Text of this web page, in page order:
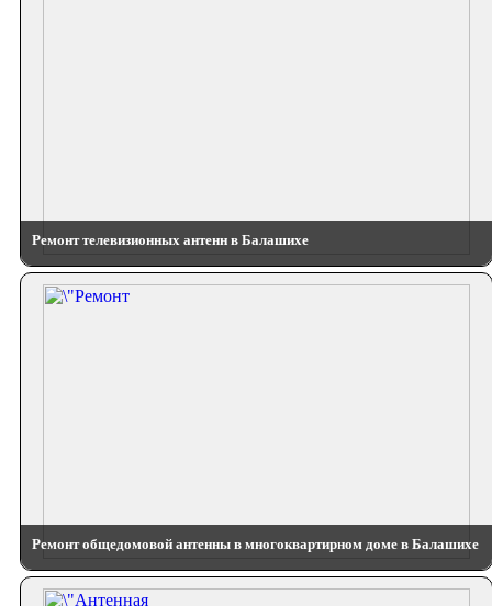
Ремонт телевизионных антенн в Балашихе
Ремонт общедомовой антенны в многоквартирном доме в Балашихе